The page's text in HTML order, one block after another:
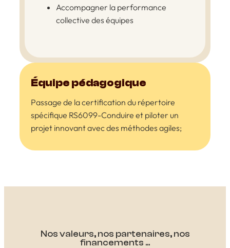
Accompagner la performance
collective des équipes
Équipe pédagogique
Passage de la certification du répertoire
spécifique RS6099-Conduire et piloter un
projet innovant avec des méthodes agiles;
Nos valeurs, nos partenaires, nos
financements ...